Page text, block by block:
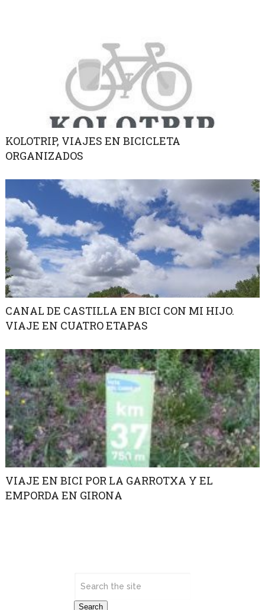
KOLOTRIP, VIAJES EN BICICLETA
ORGANIZADOS
CANAL DE CASTILLA EN BICI CON MI HIJO.
VIAJE EN CUATRO ETAPAS
VIAJE EN BICI POR LA GARROTXA Y EL
EMPORDA EN GIRONA
Search